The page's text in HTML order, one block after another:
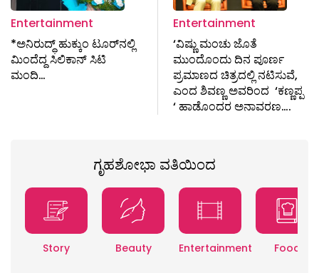
Entertainment
*ಅನಿರುದ್ಧ್ ಹುಕ್ಕುಂ ಟೂರ್‌ನಲ್ಲಿ
ಮಿಂದೆದ್ದ ಸಿಲಿಕಾನ್ ಸಿಟಿ
ಮಂದಿ…
Entertainment
‘ವಿಷ್ಣು ಮಂಚು ಜೊತೆ
ಮುಂದೊಂದು ದಿನ ಪೂರ್ಣ
ಪ್ರಮಾಣದ ಚಿತ್ರದಲ್ಲಿ ನಟಿಸುವೆ,
ಎಂದ ಶಿವಣ್ಣ ಅವರಿಂದ ‘ಕಣ್ಣಪ್ಪ
‘ ಹಾಡೊಂದರ ಅನಾವರಣ….
ಗೃಹಶೋಭಾ ವತಿಯಿಂದ
Story Beauty Entertainment Food